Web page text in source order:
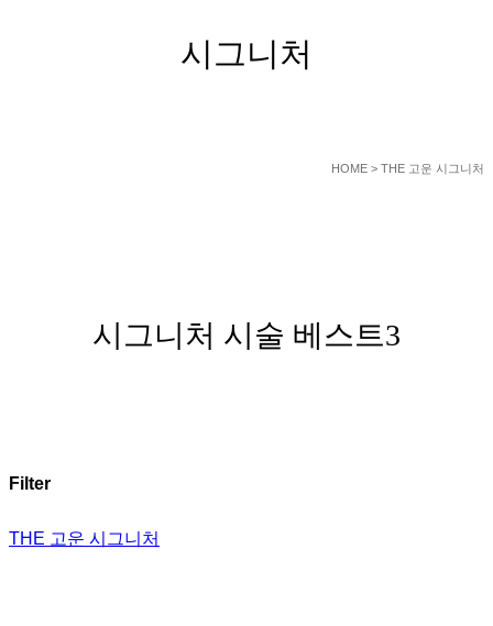
시그니처
HOME > THE 고운 시그니처
시그니처 시술 베스트3
Filter
THE 고운 시그니처